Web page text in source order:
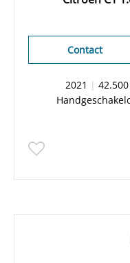
Contact
2021 |